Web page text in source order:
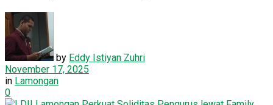
by Eddy Istiyan Zuhri
November 17, 2025
in Lamongan
0